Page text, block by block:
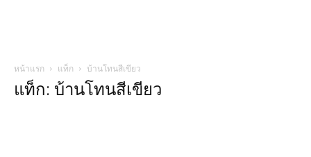
หน้าแรก แท็ก บ้านโทนสีเขียว
แท็ก: บ้านโทนสีเขียว